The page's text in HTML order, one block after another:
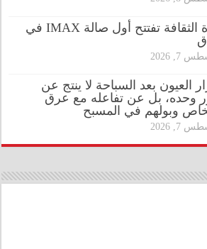
وزيرة الثقافة تفتتح أول صالة IMAX في
7, 2026
العيون بعد السباحة لا ينتج عن
وحده، بل عن تفاعله مع عرق
وبولهم في المسبح
7, 2026